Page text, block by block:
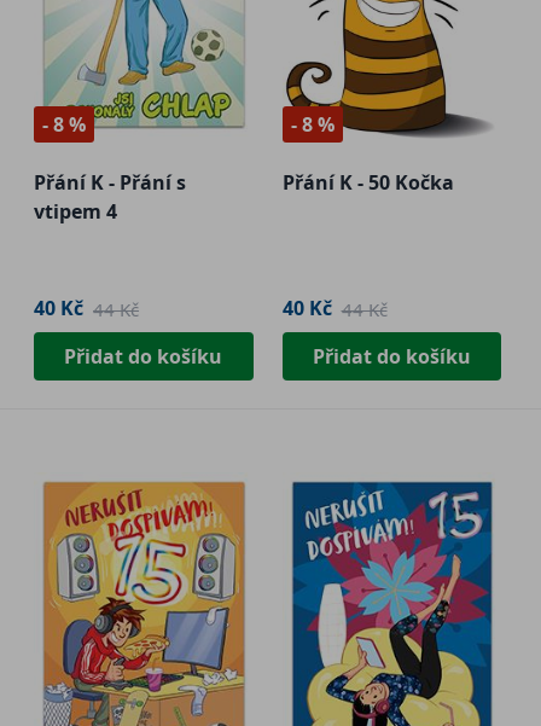
- 8 %
Přání K - Přání s
vtipem 4
40 Kč 44 Kč
Přidat do košíku
- 8 %
Přání K - 50 Kočka
40 Kč 44 Kč
Přidat do košíku